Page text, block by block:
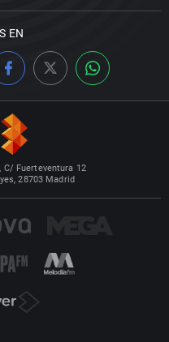
EN
C/ Fuerteventura 12
28703 Madrid